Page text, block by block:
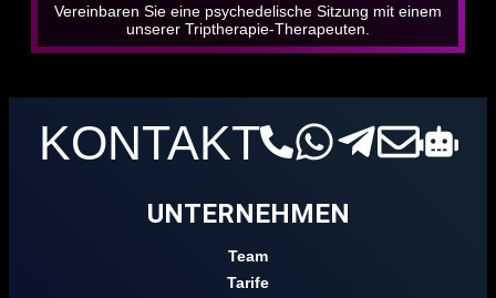
Vereinbaren Sie eine psychedelische Sitzung mit einem
unserer Triptherapie-Therapeuten.
KONTAKT
UNTERNEHMEN
Team
Tarife